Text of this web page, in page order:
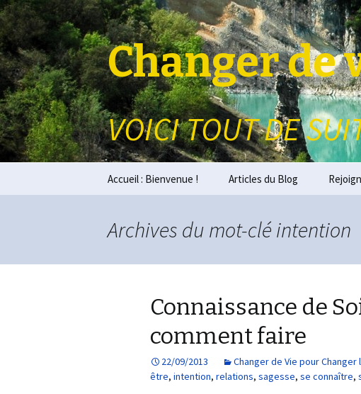
Changer
VOICI TOUT DE
Aller au contenu principal
Accueil : Bienvenue ! Articles du Blog
Archives du mot-clé intention
Connaissance de
comment faire
22/09/2013 Changer de Vie pour Changer
être, intention, relations, sagesse, se connaître,